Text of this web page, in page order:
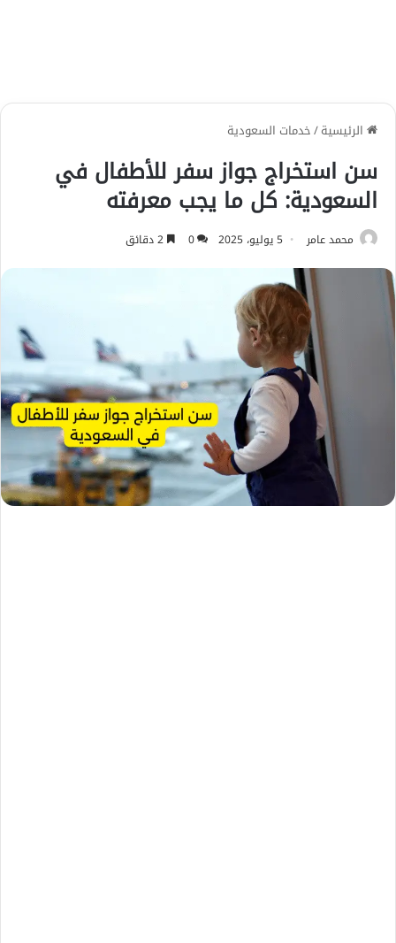
الرئيسية/خدمات السعودية
سن استخراج جواز سفر للأطفال في
السعودية: كل ما يجب معرفته
محمد عامر 5 يوليو، 2025 0